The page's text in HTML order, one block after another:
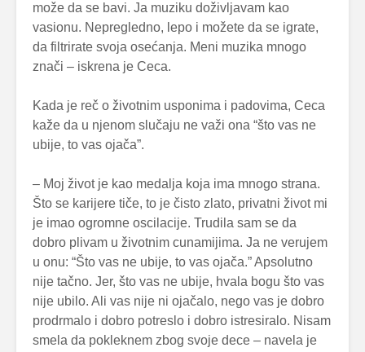
može da se bavi. Ja muziku doživljavam kao
vasionu. Nepregledno, lepo i možete da se igrate,
da filtrirate svoja osećanja. Meni muzika mnogo
znači – iskrena je Ceca.
Kada je reč o životnim usponima i padovima, Ceca
kaže da u njenom slučaju ne važi ona “što vas ne
ubije, to vas ojača”.
– Moj život je kao medalja koja ima mnogo strana.
Što se karijere tiče, to je čisto zlato, privatni život mi
je imao ogromne oscilacije. Trudila sam se da
dobro plivam u životnim cunamijima. Ja ne verujem
u onu: “Što vas ne ubije, to vas ojača.” Apsolutno
nije tačno. Jer, što vas ne ubije, hvala bogu što vas
nije ubilo. Ali vas nije ni ojačalo, nego vas je dobro
prodrmalo i dobro potreslo i dobro istresiralo. Nisam
smela da pokleknem zbog svoje dece – navela je